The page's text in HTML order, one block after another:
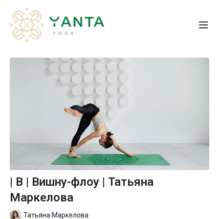
| B | Вишну-флоу | Татьяна
Маркелова
Татьяна Маркелова